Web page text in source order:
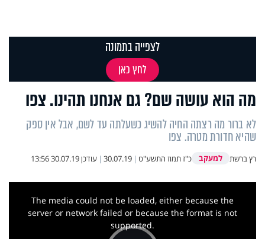
מה הוא עושה שם? גם אנחנו תהינו. צפו
לא ברור מה רצתה החיה להשיג כשעלתה עד לשם, אבל אין ספק
שהיא חדורת מטרה. צפו
רץ ברשת למעקב כ"ז תמוז התשע"ט |
30.07.19
| עודכן30.07.19 13:56
לצפייה בתמונה
לחץ כאן
The media could not be loaded, either because the
server or network failed or because the format is not
supported.